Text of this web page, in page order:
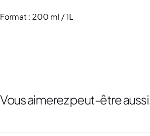
Format : 200 ml / 1L
Vous aimerez peut-être